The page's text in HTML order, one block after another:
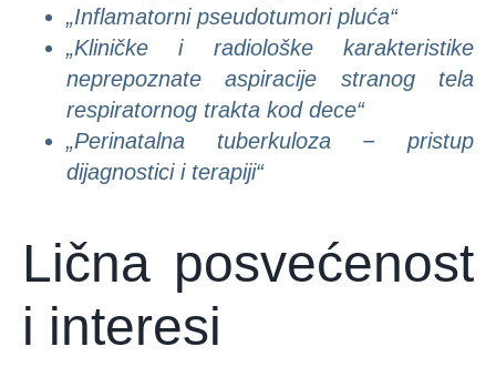
„Inflamatorni pseudotumori pluća“
„Kliničke i radiološke karakteristike
neprepoznate aspiracije stranog tela
respiratornog trakta kod dece“
„Perinatalna tuberkuloza − pristup
dijagnostici i terapiji“
Lična posvećenost
i interesi